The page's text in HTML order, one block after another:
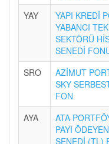
YAY
YAPI KREDİ
YABANCI
SEKTÖRÜ
SENEDİ
SRO
AZİMUT
SKY
FON
AYA
ATA
PAYI
SENEDİ (TL)